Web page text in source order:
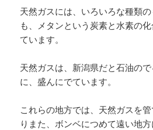
天然ガスには、いろいろな種類
も、メタンという炭素と水素の
ています。
天然ガスは、新潟県だと石油の
に、盛んにでています。
これらの地方では、天然ガスを
りまた、ボンベにつめて遠い地